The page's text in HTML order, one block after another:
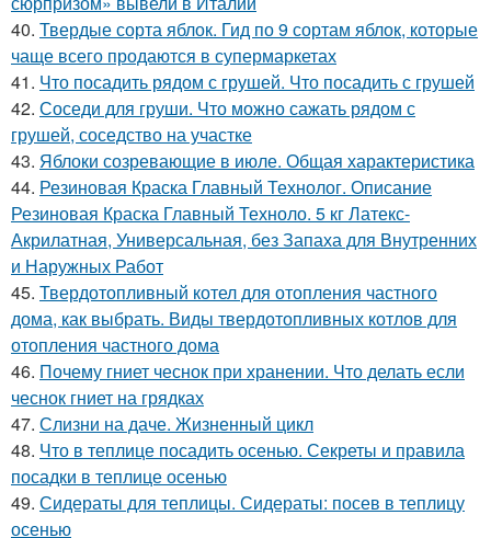
40. Твердые сорта яблок. Гид по 9 сортам яблок, которые
чаще всего продаются в супермаркетах
41. Что посадить рядом с грушей. Что посадить с грушей
42. Соседи для груши. Что можно сажать рядом с
грушей, соседство на участке
43. Яблоки созревающие в июле. Общая характеристика
44. Резиновая Краска Главный Технолог. Описание
Резиновая Краска Главный Техноло. 5 кг Латекс-
Акрилатная, Универсальная, без Запаха для Внутренних
и Наружных Работ
45. Твердотопливный котел для отопления частного
дома, как выбрать. Виды твердотопливных котлов для
отопления частного дома
46. Почему гниет чеснок при хранении. Что делать если
чеснок гниет на грядках
47. Слизни на даче. Жизненный цикл
48. Что в теплице посадить осенью. Секреты и правила
посадки в теплице осенью
49. Сидераты для теплицы. Сидераты: посев в теплицу
осенью